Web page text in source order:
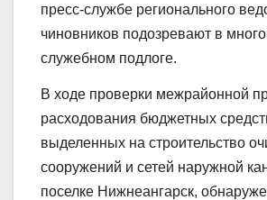
пресс-службе регионального
чиновников подозревают в
служебном подлоге.
В ходе проверки межрайонной
расходования бюджетных
выделенных на строительство
сооружений и сетей наружной
поселке Нижнеангарск,